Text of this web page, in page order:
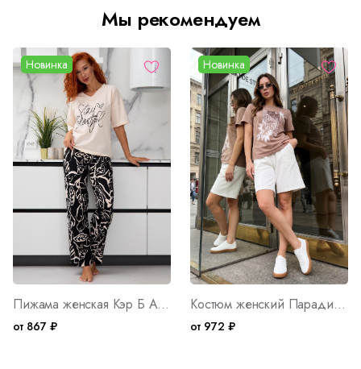
Мы рекомендуем
Новинка
Пижама женская Кэр Б Арт. 10401
от 867 ₽
Новинка
Костюм женский Парадиз М Арт. 10404
от 972 ₽